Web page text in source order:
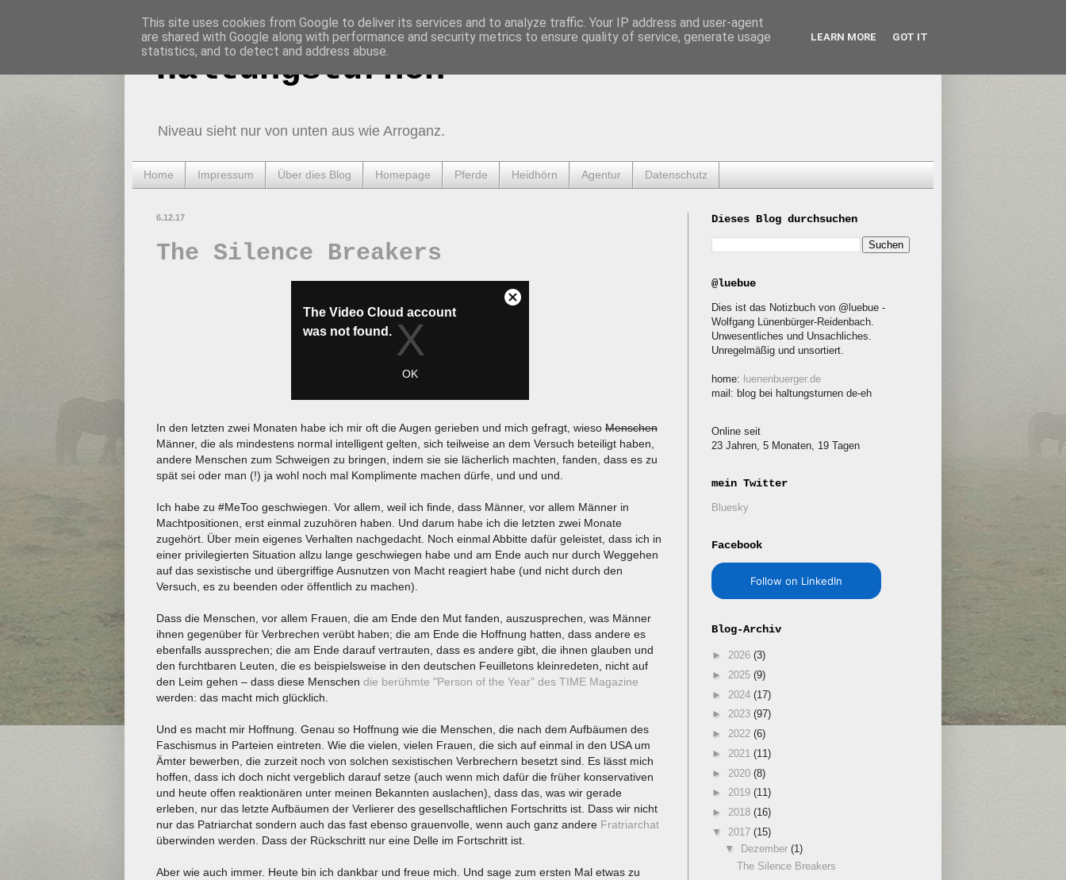
Haltungsturnen
Niveau sieht nur von unten aus wie Arroganz.
Home Impressum Über dies Blog Homepage Pferde Heidhörn Agentur Datenschutz
6.12.17
The Silence Breakers
In den letzten zwei Monaten habe ich mir oft die Augen gerieben und mich gefragt, wieso Menschen
Männer, die als mindestens normal intelligent gelten, sich teilweise an dem Versuch beteiligt haben,
andere Menschen zum Schweigen zu bringen, indem sie sie lächerlich machten, fanden, dass es zu
spät sei oder man (!) ja wohl noch mal Komplimente machen dürfe, und und und.
Ich habe zu #MeToo geschwiegen. Vor allem, weil ich finde, dass Männer, vor allem Männer in
Machtpositionen, erst einmal zuzuhören haben. Und darum habe ich die letzten zwei Monate
zugehört. Über mein eigenes Verhalten nachgedacht. Noch einmal Abbitte dafür geleistet, dass ich in
einer privilegierten Situation allzu lange geschwiegen habe und am Ende auch nur durch Weggehen
auf das sexistische und übergriffige Ausnutzen von Macht reagiert habe (und nicht durch den
Versuch, es zu beenden oder öffentlich zu machen).
Dass die Menschen, vor allem Frauen, die am Ende den Mut fanden, auszusprechen, was Männer
ihnen gegenüber für Verbrechen verübt haben; die am Ende die Hoffnung hatten, dass andere es
ebenfalls aussprechen; die am Ende darauf vertrauten, dass es andere gibt, die ihnen glauben und
den furchtbaren Leuten, die es beispielsweise in den deutschen Feuilletons kleinredeten, nicht auf
den Leim gehen – dass diese Menschen die berühmte "Person of the Year" des TIME Magazine
werden: das macht mich glücklich.
Und es macht mir Hoffnung. Genau so Hoffnung wie die Menschen, die nach dem Aufbäumen des
Faschismus in Parteien eintreten. Wie die vielen, vielen Frauen, die sich auf einmal in den USA um
Ämter bewerben, die zurzeit noch von solchen sexistischen Verbrechern besetzt sind. Es lässt mich
hoffen, dass ich doch nicht vergeblich darauf setze (auch wenn mich dafür die früher konservativen
und heute offen reaktionären unter meinen Bekannten auslachen), dass das, was wir gerade
erleben, nur das letzte Aufbäumen der Verlierer des gesellschaftlichen Fortschritts ist. Dass wir nicht
nur das Patriarchat sondern auch das fast ebenso grauenvolle, wenn auch ganz andere Fratriarchat
überwinden werden. Dass der Rückschritt nur eine Delle im Fortschritt ist.
Aber wie auch immer. Heute bin ich dankbar und freue mich. Und sage zum ersten Mal etwas zu
Dieses Blog durchsuchen
@luebue
Dies ist das Notizbuch von @luebue -
Wolfgang Lünenbürger-Reidenbach.
Unwesentliches und Unsachliches.
Unregelmäßig und unsortiert.
home: luenenbuerger.de
mail: blog bei haltungsturnen de-eh
Online seit
23 Jahren, 5 Monaten, 19 Tagen
mein Twitter
Bluesky
Facebook
Follow on LinkedIn
Blog-Archiv
► 2026 (3)
► 2025 (9)
► 2024 (17)
► 2023 (97)
► 2022 (6)
► 2021 (11)
► 2020 (8)
► 2019 (11)
► 2018 (16)
▼ 2017 (15)
▼
Dezember (1)
The Silence Breakers
This site uses cookies from Google to deliver its services and to analyze traffic. Your IP address and user-agent
are shared with Google along with performance and security metrics to ensure quality of service, generate usage
statistics, and to detect and address abuse.
LEARN MORE GOT IT